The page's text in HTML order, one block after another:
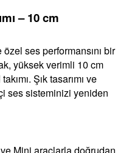
– 10 cm
ses performansını bir
yüksek verimli 10 cm
Şık tasarımı ve
ses sisteminizi yeniden